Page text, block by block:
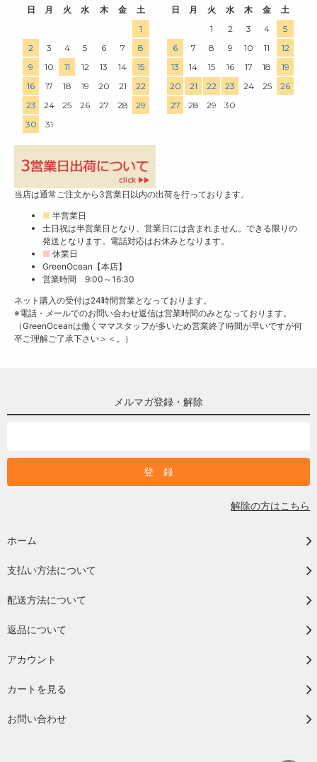
日
月 火 水 木 金
土
1
2
3 4 5 6 7
8
9
10 11 12 13 14
15
16
17 18 19 20 21
22
23
24 25 26 27 28
29
30
31
日
月 火 水 木 金
土
1
2 3 4
5
6
7 8 9 10 11
12
13
14 15 16 17 18
19
20
21 22 23 24 25
26
27
28 29 30
当店は通常ご注文から3営業日以内の出荷を行っております。
■ 半営業日
土日祝は半営業日となり、営業日には含まれません。できる限りの
発送となります。電話対応はお休みとなります。
■ 休業日
GreenOcean【本店】
営業時間 9:00～16:30
ネット購入の受付は24時間営業となっております。
※電話・メールでのお問い合わせ返信は営業時間のみとなっております。
（GreenOceanは働くママスタッフが多いため営業終了時間が早いですが何
卒ご理解ご了承下さい＞＜。）
メルマガ登録・解除
解除の方はこちら
ホーム
支払い方法について
配送方法について
返品について
アカウント
カートを見る
お問い合わせ